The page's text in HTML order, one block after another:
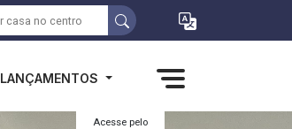
LANÇAMENTOS
Acesse pelo